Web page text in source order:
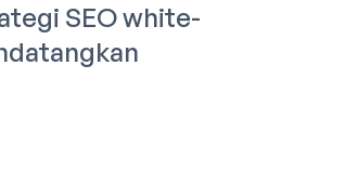
SEO white-